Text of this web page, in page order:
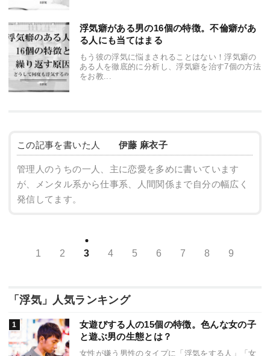
浮気癖がある男の16個の特徴。不倫癖があ
る人にも当てはまる
もう彼の浮気に悩まされることはない！浮気癖の
ある人を徹底的に分析し、浮気癖を治す7個の方法
をお教...
この記事を書いた人 伊藤 麻衣子
管理人のうちの一人、主に恋愛を多めに書いています
が、メンタル系から仕事系、人間関係まで自分の幅広く
発信してます。
1 2 3 4 5 6 7 8 9
「浮気」人気ランキング
女遊びする人の15個の特徴。色んな女の子
と遊ぶ男の生態とは？
女性が嫌う男性のタイプに「浮気をする人」「女